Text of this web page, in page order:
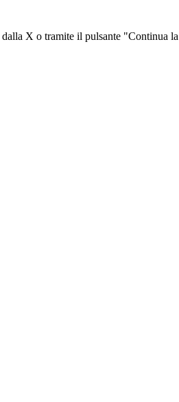
X o tramite il pulsante "Continua